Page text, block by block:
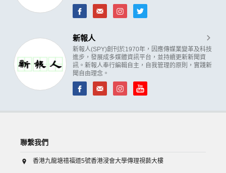
新報人
新報人(SPY)創刊於1970年，因應傳媒業變革及科技
進步，發展成多媒體資訊平台，並持續更新新聞資
訊。新報人奉行編輯自主，自我管理的原則，實踐新
聞自由理念。
聯繫我們
香港九龍塘禧福道5號香港浸會大學傳理視藝大樓